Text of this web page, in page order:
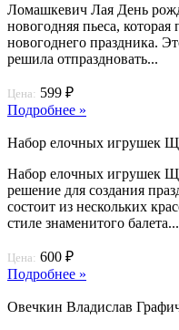
Ломашкевич Лая День
новогодняя пьеса, которая
новогоднего праздника.
решила отпраздновать...
Цена: 599 ₽
Подробнее »
Набор елочных игрушек
Набор елочных игрушек
решение для создания
состоит из нескольких
стиле знаменитого балета...
Цена: 600 ₽
Подробнее »
Овечкин Владислав